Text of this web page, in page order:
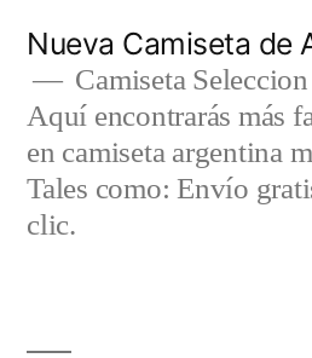
contenido
Nueva Camiseta de
Camiseta
Aquí encontrarás más
en camiseta argentina
Tales como: Envío
clic.